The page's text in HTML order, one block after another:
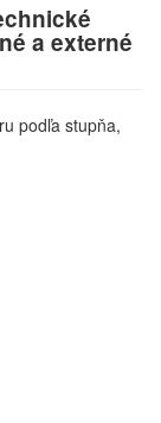
a externé
podľa stupňa,